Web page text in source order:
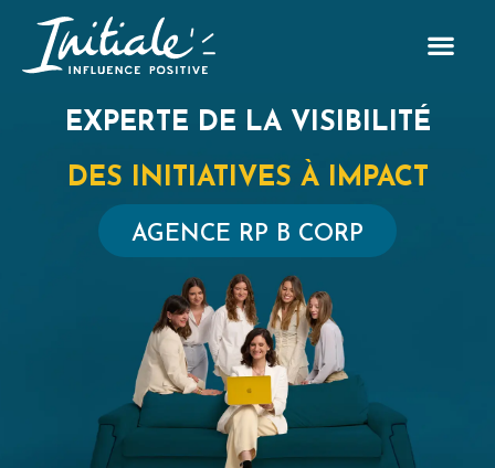
EXPERTE DE LA VISIBILITÉ
DES INITIATIVES À IMPACT
AGENCE RP B CORP